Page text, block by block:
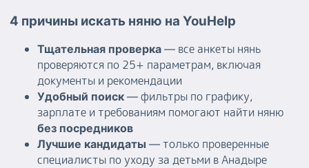
4 причины искать няню на YouHelp
Тщательная проверка — все анкеты нянь
проверяются по 25+ параметрам, включая
документы и рекомендации
Удобный поиск — фильтры по графику,
зарплате и требованиям помогают найти няню
без посредников
Лучшие кандидаты — только проверенные
специалисты по уходу за детьми в Анадыре